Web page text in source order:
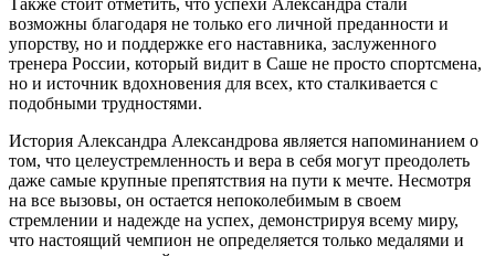
возможны благодаря не только его личной преданности и
упорству, но и поддержке его наставника, заслуженного
тренера России, который видит в Саше не просто спортсмена,
но и источник вдохновения для всех, кто сталкивается с
подобными трудностями.
История Александра Александрова является напоминанием о
том, что целеустремленность и вера в себя могут преодолеть
даже самые крупные препятствия на пути к мечте. Несмотря
на все вызовы, он остается непоколебимым в своем
стремлении и надежде на успех, демонстрируя всему миру,
что настоящий чемпион не определяется только медалями и